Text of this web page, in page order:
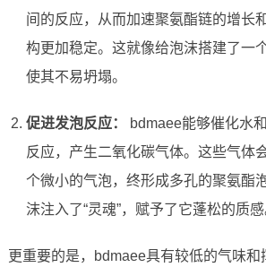
间的反应，从而加速聚氨酯链的增长
构更加稳定。这就像给泡沫搭建了一个
使其不易坍塌。
促进发泡反应：
bdmaee能够催化水
反应，产生二氧化碳气体。这些气体
个微小的气泡，终形成多孔的聚氨酯
沫注入了“灵魂”，赋予了它蓬松的质感
更重要的是，bdmaee具有较低的气味和